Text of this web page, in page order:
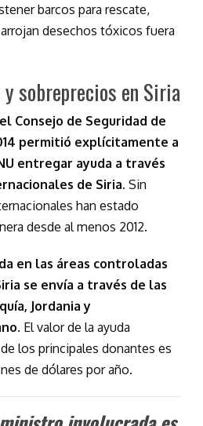
barcos para rescate,
desechos tóxicos fuera
y sobreprecios en Siria
Consejo de Seguridad de
permitió explícitamente a
entregar ayuda a través
de Siria. Sin
han estado
desde al menos 2012.
en las áreas controladas
se envía a través de las
Jordania y
El valor de la ayuda
los principales donantes es
de dólares por año.